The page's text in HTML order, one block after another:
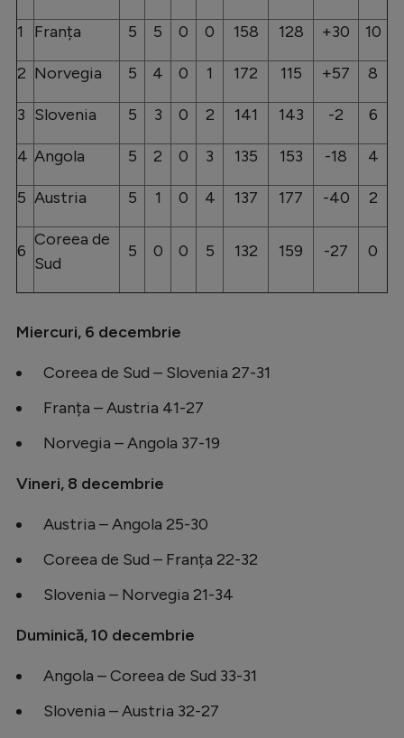
1 Franța 5 5 0 0 158 128 +30 10
2 Norvegia 5 4 0 1 172 115 +57 8
3 Slovenia 5 3 0 2 141 143 -2 6
4 Angola 5 2 0 3 135 153 -18 4
5 Austria 5 1 0 4 137 177 -40 2
6
Coreea de
Sud
5 0 0 5 132 159 -27 0
Miercuri, 6 decembrie
Coreea de Sud – Slovenia 27-31
Franța – Austria 41-27
Norvegia – Angola 37-19
Vineri, 8 decembrie
Austria – Angola 25-30
Coreea de Sud – Franța 22-32
Slovenia – Norvegia 21-34
Duminică, 10 decembrie
Angola – Coreea de Sud 33-31
Slovenia – Austria 32-27